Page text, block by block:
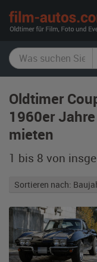
Oldtimer
1960er
mieten
1 bis 8 von
Sortieren nach: